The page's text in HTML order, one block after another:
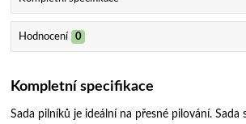
Hodnocení 0
Kompletní specifikace
Sada pilníků je ideální na přesné pilování. Sada